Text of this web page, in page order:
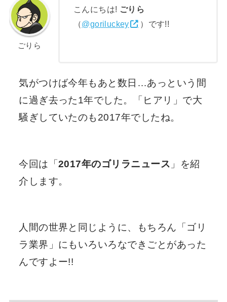
ごりら
こんにちは! ごりら
（@goriluckey ）です!!
気がつけば今年もあと数日…あっという間
に過ぎ去った1年でした。「ヒアリ」で大
騒ぎしていたのも2017年でしたね。
今回は「2017年のゴリラニュース 」を紹
介します。
人間の世界と同じように、もちろん「ゴリ
ラ業界」にもいろいろなできごとがあった
んですよー!!